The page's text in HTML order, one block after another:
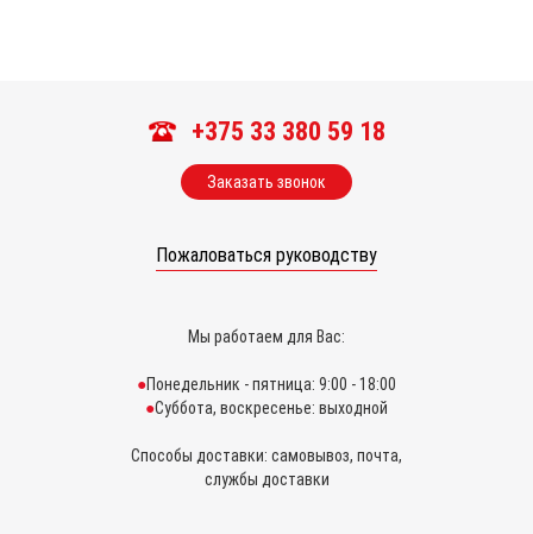
+375 33 380 59 18
Заказать звонок
Пожаловаться руководству
Мы работаем для Вас:
Понедельник - пятница: 9:00 - 18:00
Суббота, воскресенье: выходной
Способы доставки: самовывоз, почта,
службы доставки